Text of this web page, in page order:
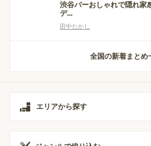
渋谷バーおしゃれで隠れ家
デ...
田中たかし
全国の新着まとめ
エリアから探す